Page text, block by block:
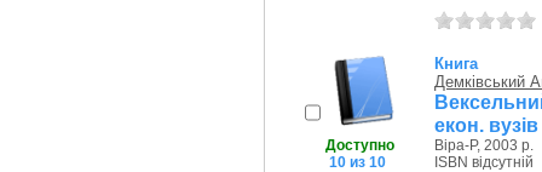
Доступно
10 из 10
Книга
Демківський
екон.
Віра-Р, 2003 р.
ISBN відсутній